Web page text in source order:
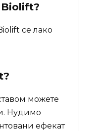
се лако
?
можете
Нудимо
ефекат